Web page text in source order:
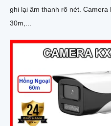
ghi lại âm thanh rõ nét. Camera hỗ trợ LED ánh sáng ấm
30m,...